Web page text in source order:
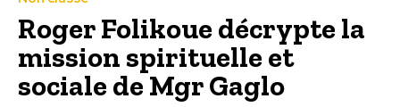
Roger Folikoue décrypte la
mission spirituelle et
sociale de Mgr Gaglo